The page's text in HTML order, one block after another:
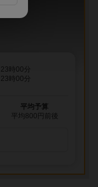
時00分
時00分
平均予算
平均800円前後